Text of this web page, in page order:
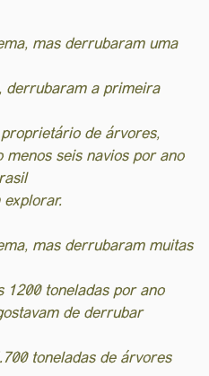
mas derrubaram uma
derrubaram a primeira
de árvores,
menos seis navios por ano
explorar.
mas derrubaram muitas
1200 toneladas por ano
de derrubar
toneladas de árvores